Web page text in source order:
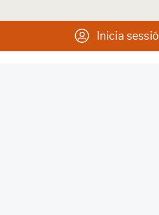
Inicia sessió